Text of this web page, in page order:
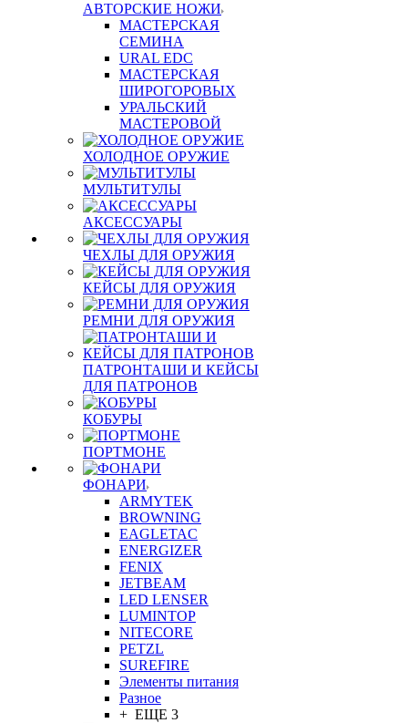
АВТОРСКИЕ НОЖИ
МАСТЕРСКАЯ
СЕМИНА
URAL EDC
МАСТЕРСКАЯ
ШИРОГОРОВЫХ
УРАЛЬСКИЙ
МАСТЕРОВОЙ
ХОЛОДНОЕ ОРУЖИЕ
МУЛЬТИТУЛЫ
АКСЕССУАРЫ
ЧЕХЛЫ ДЛЯ ОРУЖИЯ
КЕЙСЫ ДЛЯ ОРУЖИЯ
РЕМНИ ДЛЯ ОРУЖИЯ
ПАТРОНТАШИ И КЕЙСЫ
ДЛЯ ПАТРОНОВ
КОБУРЫ
ПОРТМОНЕ
ФОНАРИ
ARMYTEK
BROWNING
EAGLETAC
ENERGIZER
FENIX
JETBEAM
LED LENSER
LUMINTOP
NITECORE
PETZL
SUREFIRE
Элементы питания
Разное
+ ЕЩЕ 3